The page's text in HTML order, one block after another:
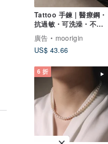
Tattoo 手鍊 | 醫療鋼・
抗過敏・可洗澡・不掉
色
廣告
moorigin
US$ 43.66
6 折